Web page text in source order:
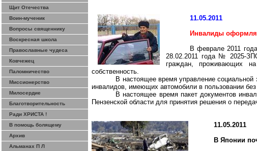
Щит Отечества
Воин-мученик
Вопросы священнику
Воскресная школа
Православные чудеса
Ковчежец
Паломничество
Миссионерство
Милосердие
Благотворительность
Ради ХРИСТА !
В помощь болящему
Архив
Альманах П Л
11.05.2011
Инвалиды
В феврале 2011
28.02.2011 года № 2025-
граждан, проживающих
собственность.
В настоящее время управление социальной
инвалидов, имеющих автомобили в пользовании
В настоящее время пакет документов
Пензенской области для принятия решения о
11.05.2011
В Японии